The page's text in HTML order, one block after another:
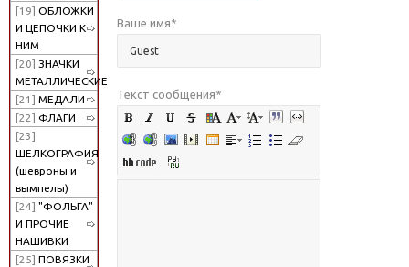
[19] ОБЛОЖКИ
И ЦЕПОЧКИ К
НИМ
[20] ЗНАЧКИ
МЕТАЛЛИЧЕСКИЕ
[21] МЕДАЛИ
[22] ФЛАГИ
[23]
ШЕЛКОГРАФИЯ
(шевроны и
вымпелы)
[24] "ФОЛЬГА"
И ПРОЧИЕ
НАШИВКИ
[25] ПОВЯЗКИ
Ваше имя*
Текст сообщения*